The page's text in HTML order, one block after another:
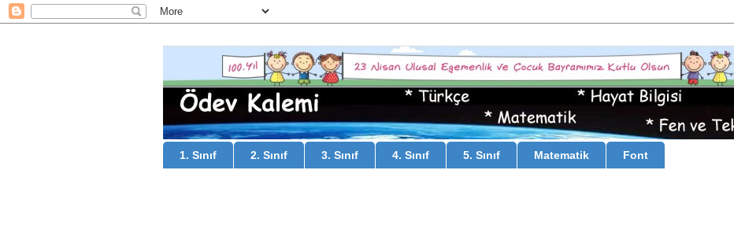
1. Sınıf 2. Sınıf 3. Sınıf 4. Sınıf 5. Sınıf Matematik Font